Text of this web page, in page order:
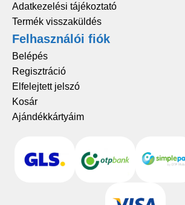
Adatkezelési tájékoztató
Termék visszaküldés
Felhasználói fiók
Belépés
Regisztráció
Elfelejtett jelszó
Kosár
Ajándékkártyáim